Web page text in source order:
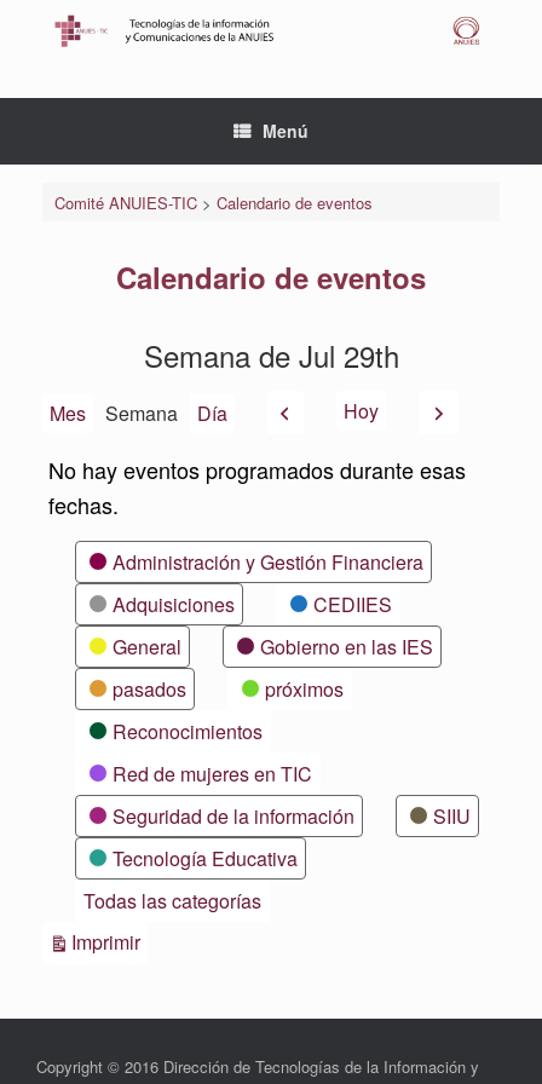
Menú
Comité ANUIES-TIC> Calendario de eventos
Calendario de eventos
Semana de Jul 29th
Mes Semana Día AnteriorHoy Siguiente
No hay eventos programados durante esas
fechas.
CategoríasAdministración y Gestión Financiera
Adquisiciones
CEDIIES
General
Gobierno en las IES
pasados
próximos
Reconocimientos
Red de mujeres en TIC
Seguridad de la información
SIIU
Tecnología Educativa
Todas las categorías
ImprimirVistas
Copyright © 2016 Dirección de Tecnologías de la Información y